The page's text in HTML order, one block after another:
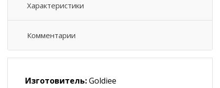
Характеристики
Комментарии
Изготовитель:Goldiee